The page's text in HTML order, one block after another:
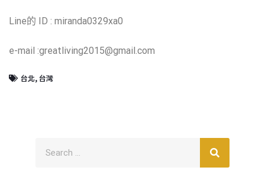
Line的 ID : miranda0329xa0
e-mail :greatliving2015@gmail.com
台北, 台灣